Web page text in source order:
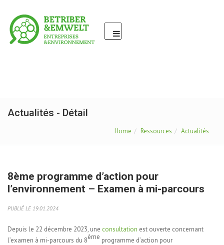
Actualités - Détail
Home Ressources Actualités
8ème programme d’action pour
l’environnement – Examen à mi-parcours
PUBLIÉ LE 19.01.2024
Depuis le 22 décembre 2023, une consultation est ouverte concernant
l’examen à mi-parcours du 8ème programme d’action pour